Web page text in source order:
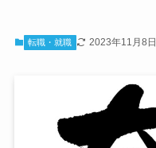
転職・就職 2023年11月8日